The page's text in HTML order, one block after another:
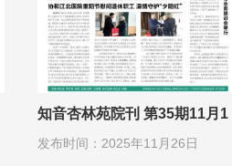
知音杏林苑院刊 第35期11月1
日
发布时间：2025年11月26日